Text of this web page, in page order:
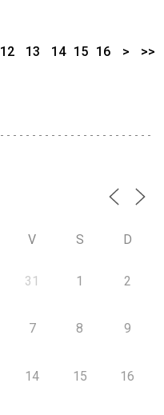
12 13 14 15 16 > >>
V S D
31 1 2
7 8 9
14 15 16